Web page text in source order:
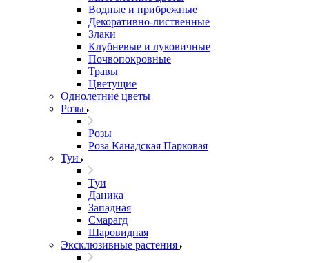
Водные и прибрежные
Декоративно-лиственные
Злаки
Клубневые и луковичные
Почвопокровные
Травы
Цветущие
Однолетние цветы
Розы
Розы
Роза Канадская Парковая
Туи
Туи
Даника
Западная
Смарагд
Шаровидная
Эксклюзивные растения